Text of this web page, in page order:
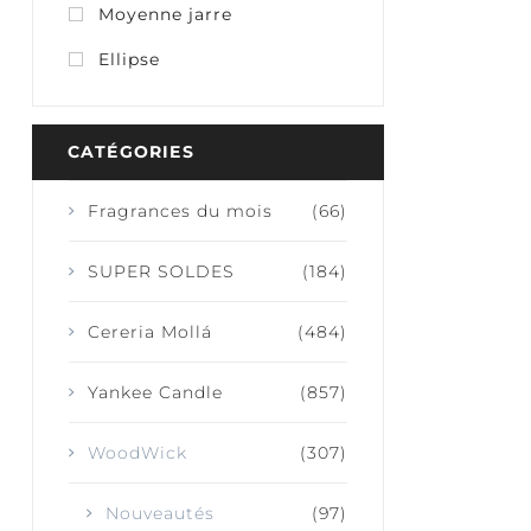
Moyenne jarre
Ellipse
CATÉGORIES
(66)
Fragrances du mois
(184)
SUPER SOLDES
(484)
Cereria Mollá
(857)
Yankee Candle
(307)
WoodWick
(97)
Nouveautés